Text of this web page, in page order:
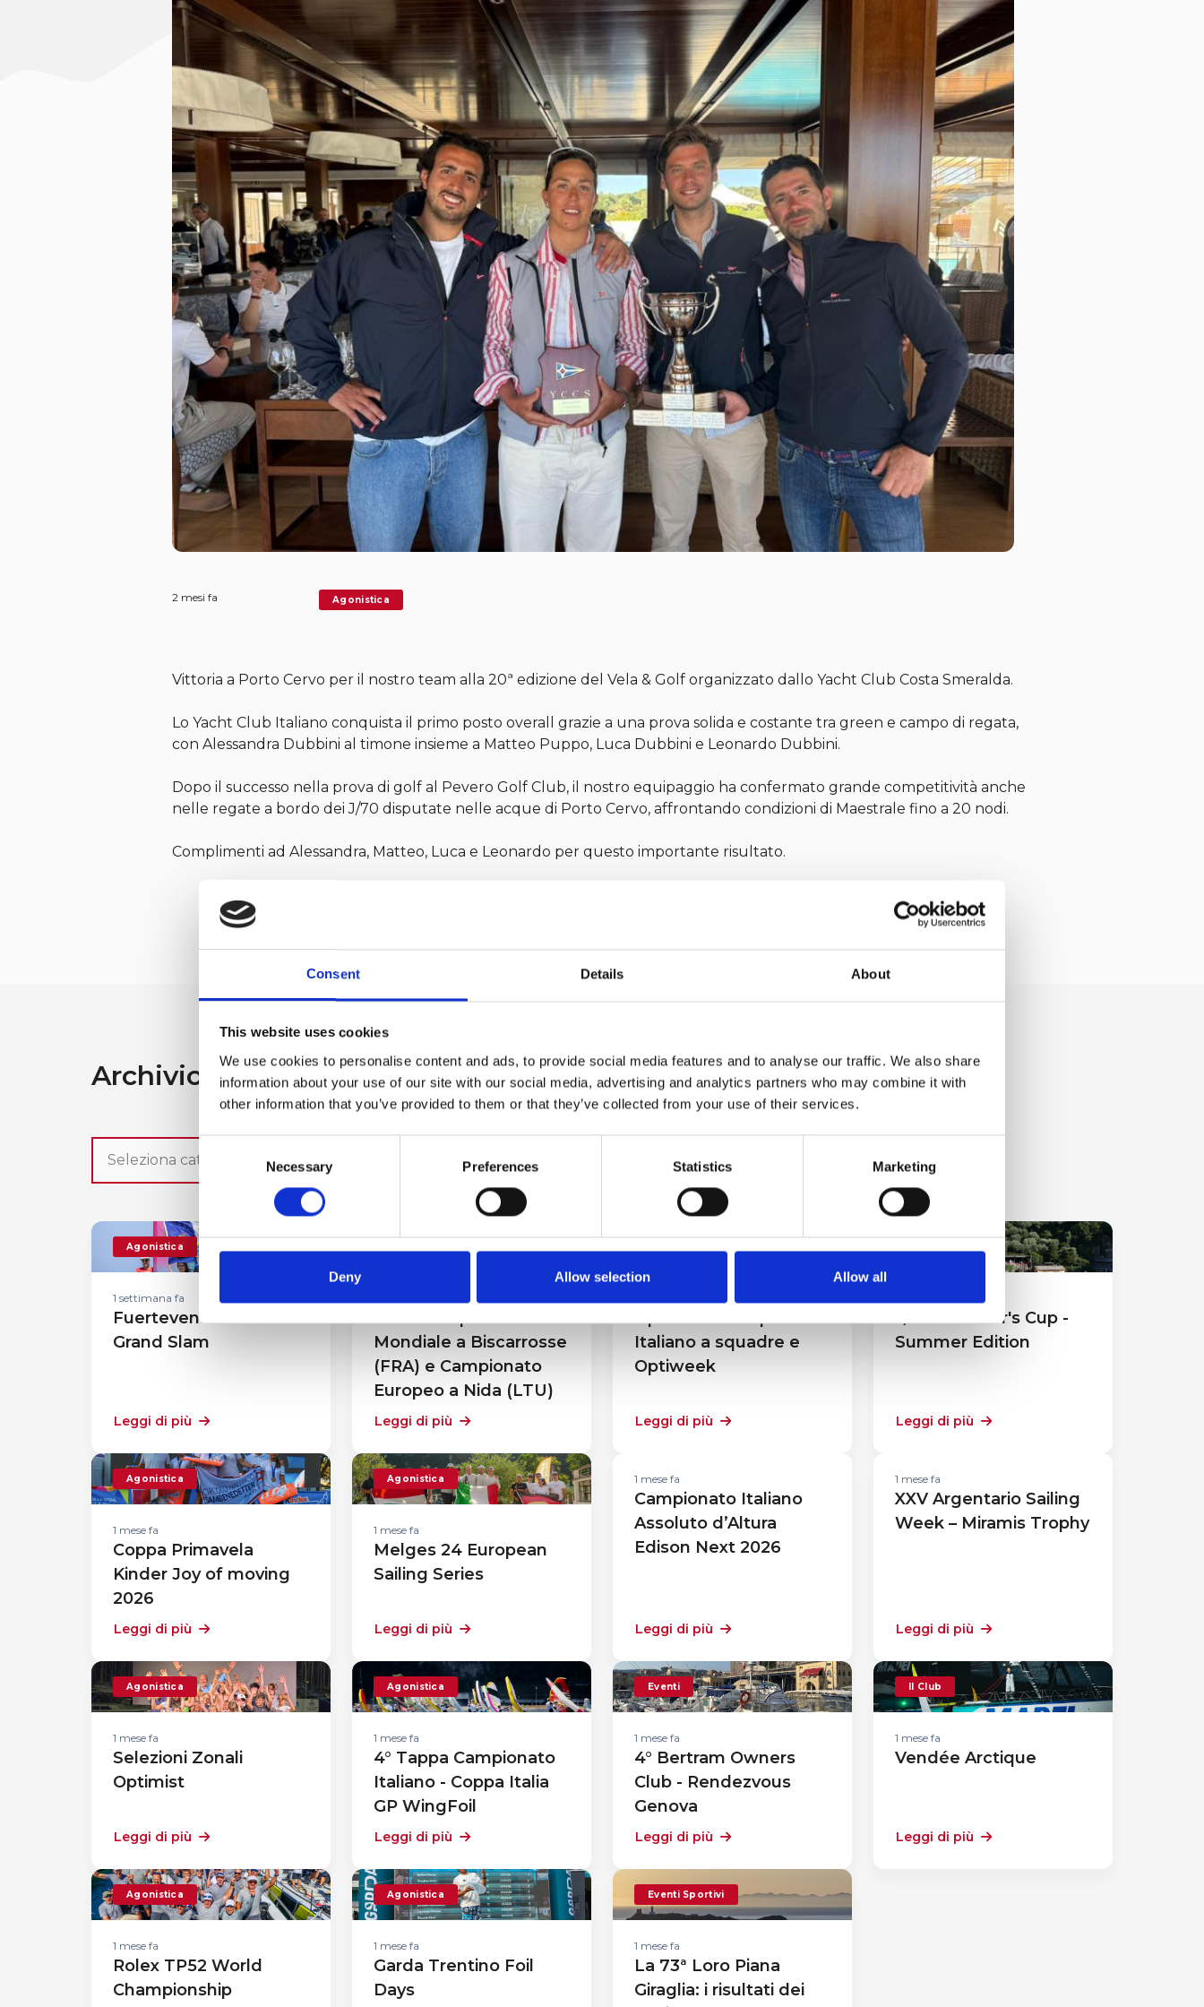
Consent Details About
This website uses cookies
We use cookies to personalise content and ads, to provide social media features and to analyse our traffic. We also share
information about your use of our site with our social media, advertising and analytics partners who may combine it with
other information that you’ve provided to them or that they’ve collected from your use of their services.
Selection
Necessary Preferences Statistics Marketing
Deny Allow selection Allow all
2 mesi fa Agonistica
Vittoria a Porto Cervo per il nostro team alla 20ª edizione del Vela & Golf organizzato dallo Yacht Club Costa Smeralda.
Lo Yacht Club Italiano conquista il primo posto overall grazie a una prova solida e costante tra green e campo di regata,
con Alessandra Dubbini al timone insieme a Matteo Puppo, Luca Dubbini e Leonardo Dubbini.
Dopo il successo nella prova di golf al Pevero Golf Club, il nostro equipaggio ha confermato grande competitività anche
nelle regate a bordo dei J/70 disputate nelle acque di Porto Cervo, affrontando condizioni di Maestrale fino a 20 nodi.
Complimenti ad Alessandra, Matteo, Luca e Leonardo per questo importante risultato.
Archivio News
Agonistica
1 settimana fa
Fuerteventura PWA
Grand Slam
Leggi di più
420 - Campionato
Mondiale a Biscarrosse
(FRA) e Campionato
Europeo a Nida (LTU)
Leggi di più
Optimist - Campionato
Italiano a squadre e
Optiweek
Leggi di più
J/70 Member's Cup -
Summer Edition
Leggi di più
Agonistica
1 mese fa
Coppa Primavela
Kinder Joy of moving
2026
Leggi di più
Agonistica
1 mese fa
Melges 24 European
Sailing Series
Leggi di più
1 mese fa
Campionato Italiano
Assoluto d’Altura
Edison Next 2026
Leggi di più
1 mese fa
XXV Argentario Sailing
Week – Miramis Trophy
Leggi di più
Agonistica
1 mese fa
Selezioni Zonali
Optimist
Leggi di più
Agonistica
1 mese fa
4° Tappa Campionato
Italiano - Coppa Italia
GP WingFoil
Leggi di più
Eventi
1 mese fa
4° Bertram Owners
Club - Rendezvous
Genova
Leggi di più
Il Club
1 mese fa
Vendée Arctique
Leggi di più
Agonistica
1 mese fa
Rolex TP52 World
Championship
Agonistica
1 mese fa
Garda Trentino Foil
Days
Eventi Sportivi
1 mese fa
La 73ª Loro Piana
Giraglia: i risultati dei